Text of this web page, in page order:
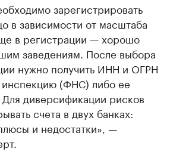
зарегистрировать
в зависимости от масштаба
в регистрации — хорошо
заведениям. После выбора
нужно получить ИНН и ОГРН
инспекцию (ФНС) либо ее
диверсификации рисков
счета в двух банках:
и недостатки», —